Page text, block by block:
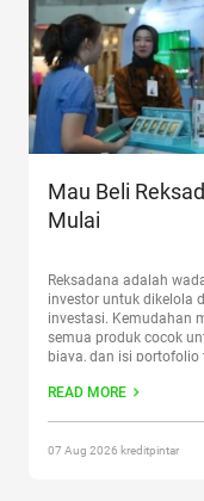
Mau Beli
Mulai
Reksadana adalah
investor untuk dikelola
investasi. Kemudahan
semua produk cocok
biaya, dan isi
nilainya turun atau
READ MORE
07 Aug 2026 kreditpintar